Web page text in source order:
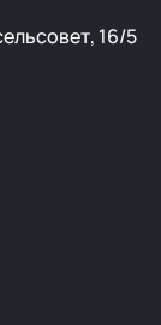
16/5